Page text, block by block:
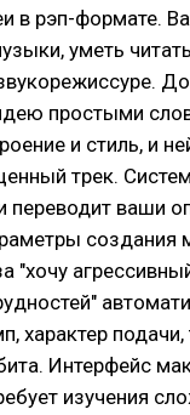
в рэп-формате.
уметь
простыми
и стиль, и
трек.
переводит ваши
создания
"хочу
характер подачи,
Интерфейс
изучения